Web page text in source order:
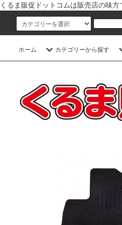
くるま販促ドットコムは販売店の味方
ホーム カテゴリーから探す